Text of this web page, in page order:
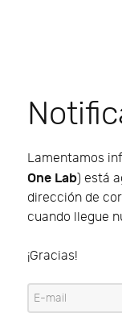
Lamentamos
One Lab) está
dirección de
cuando llegue
¡Gracias!